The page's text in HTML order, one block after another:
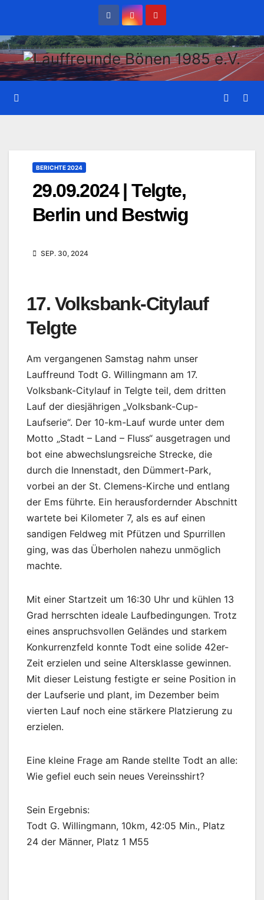
wechseln
BERICHTE 2024
29.09.2024 | Telgte,
Berlin und Bestwig
SEP. 30, 2024
17. Volksbank-Citylauf
Telgte
Am vergangenen Samstag nahm unser
Lauffreund Todt G. Willingmann am 17.
Volksbank-Citylauf in Telgte teil, dem dritten
Lauf der diesjährigen „Volksbank-Cup-
Laufserie“. Der 10-km-Lauf wurde unter dem
Motto „Stadt – Land – Fluss“ ausgetragen und
bot eine abwechslungsreiche Strecke, die
durch die Innenstadt, den Dümmert-Park,
vorbei an der St. Clemens-Kirche und entlang
der Ems führte. Ein herausfordernder Abschnitt
wartete bei Kilometer 7, als es auf einen
sandigen Feldweg mit Pfützen und Spurrillen
ging, was das Überholen nahezu unmöglich
machte.
Mit einer Startzeit um 16:30 Uhr und kühlen 13
Grad herrschten ideale Laufbedingungen. Trotz
eines anspruchsvollen Geländes und starkem
Konkurrenzfeld konnte Todt eine solide 42er-
Zeit erzielen und seine Altersklasse gewinnen.
Mit dieser Leistung festigte er seine Position in
der Laufserie und plant, im Dezember beim
vierten Lauf noch eine stärkere Platzierung zu
erzielen.
Eine kleine Frage am Rande stellte Todt an alle:
Wie gefiel euch sein neues Vereinsshirt?
Sein Ergebnis:
Todt G. Willingmann, 10km, 42:05 Min., Platz
24 der Männer, Platz 1 M55